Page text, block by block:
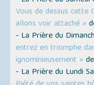
Vous de dessus cette
allons voir attaché »
- La Prière du
entrez en triomphe
ignominieusement »
- La Prière du Lundi